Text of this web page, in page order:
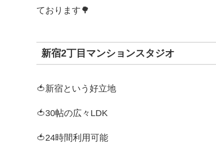
ております🌳
新宿2丁目マンションスタジオ
🍅新宿という好立地
🍅30帖の広々LDK
🍅24時間利用可能